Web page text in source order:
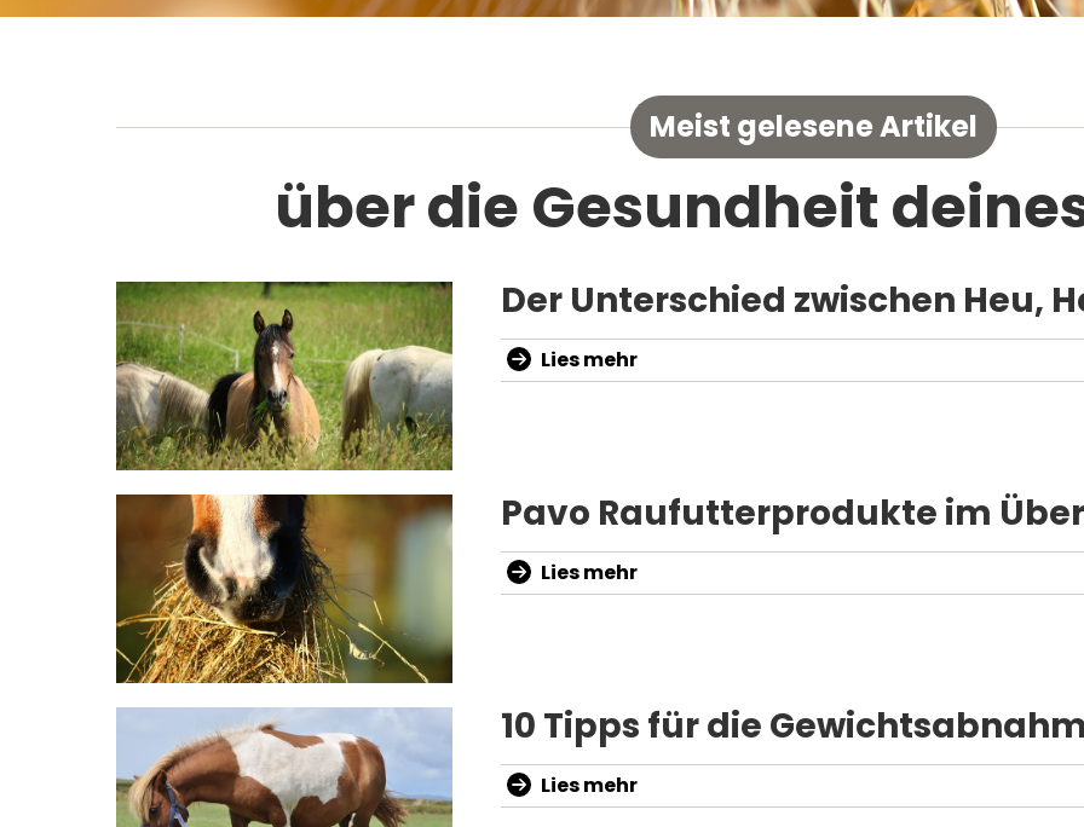
Meist gelesene Artikel
über die Gesundheit
Der Unterschied zwischen Heu,
Lies mehr
Pavo Raufutterprodukte im
Lies mehr
10 Tipps für die
Lies mehr